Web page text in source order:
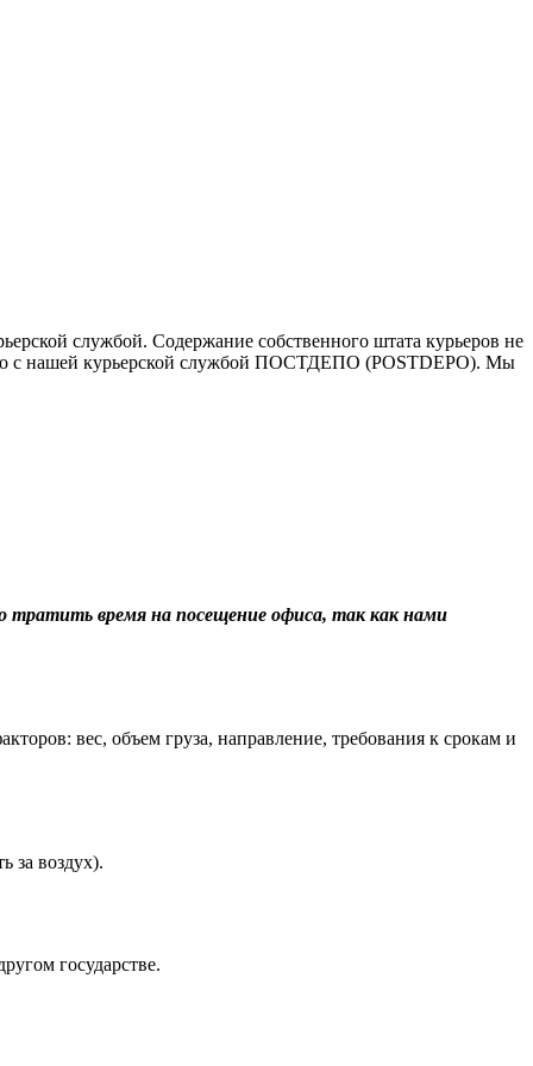
службой. Содержание собственного штата курьеров не
с нашей курьерской службой ПОСТДЕПО (POSTDEPO). Мы
время на посещение офиса, так как нами
вес, объем груза, направление, требования к срокам и
за воздух).
государстве.